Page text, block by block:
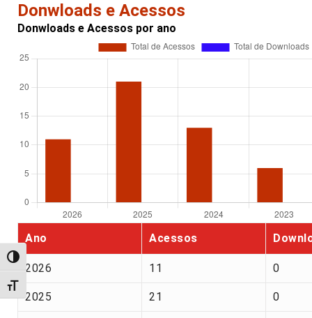
Alternar alto contraste
Alternar tamanho da fonte
Donwloads e Acessos
Donwloads e Acessos por ano
Ano Acessos
2026 11 0
2025 21 0